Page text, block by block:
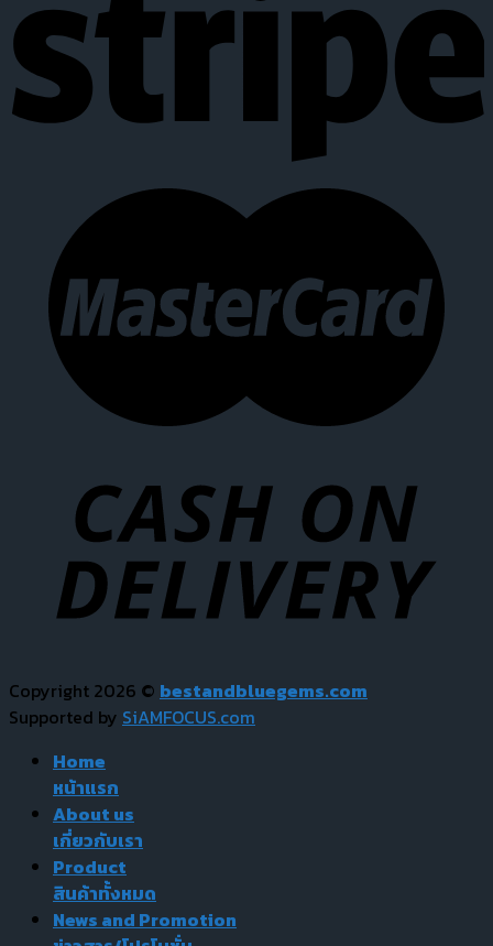
Copyright 2026 © bestandbluegems.com
Supported by SiAMFOCUS.com
Home
หน้าแรก
About us
เกี่ยวกับเรา
Product
สินค้าทั้งหมด
News and Promotion